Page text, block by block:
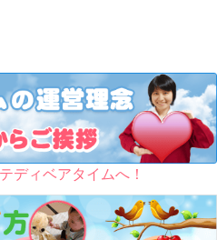
ディベアタイムへ！